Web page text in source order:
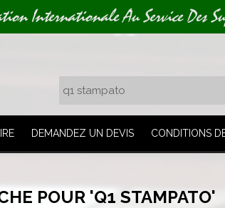
Internationale Au Service Des
DEMANDEZ UN DEVIS CONDITIONS
POUR 'Q1 STAMPATO'